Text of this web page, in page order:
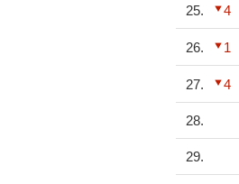
25. 4
26. 1
27. 4
28.
29.